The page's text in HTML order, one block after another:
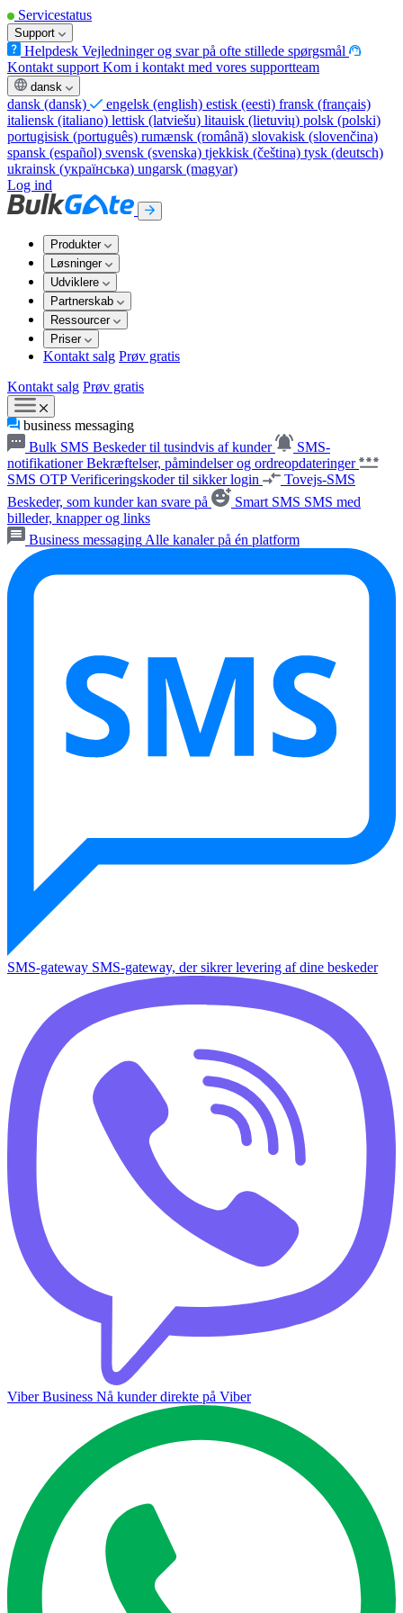
Servicestatus
Support
Helpdesk Vejledninger og svar på ofte stillede spørgsmål
Kontakt support Kom i kontakt med vores supportteam
dansk
dansk (dansk) engelsk (english) estisk (eesti) fransk (français)
italiensk (italiano) lettisk (latviešu) litauisk (lietuvių) polsk (polski)
portugisisk (português) rumænsk (română) slovakisk (slovenčina)
spansk (español) svensk (svenska) tjekkisk (čeština) tysk (deutsch)
ukrainsk (українська) ungarsk (magyar)
Log ind
Produkter
Løsninger
Udviklere
Partnerskab
Ressourcer
Priser
Kontakt salg Prøv gratis
Kontakt salg Prøv gratis
business messaging
Bulk SMS Beskeder til tusindvis af kunder
SMS-
notifikationer Bekræftelser, påmindelser og ordreopdateringer
SMS OTP Verificeringskoder til sikker login
Tovejs-SMS
Beskeder, som kunder kan svare på
Smart SMS SMS med
billeder, knapper og links
Business messaging Alle kanaler på én platform
SMS-gateway SMS-gateway, der sikrer levering af dine beskeder
Viber Business Nå kunder direkte på Viber